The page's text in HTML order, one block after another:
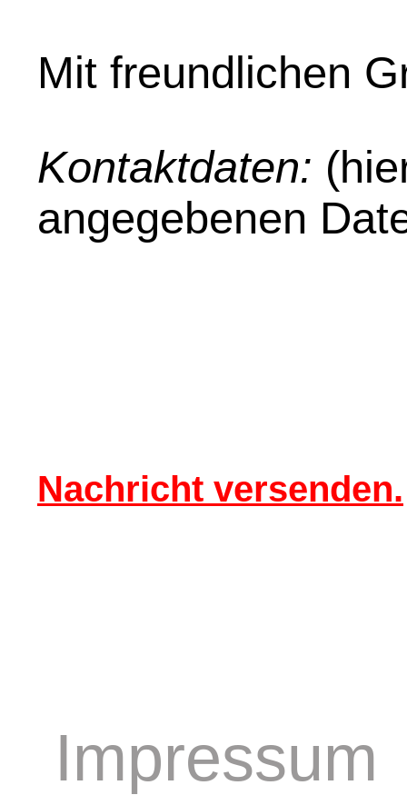
Mit freundlichen
Kontaktdaten:
angegebenen
Nachricht versenden.
Impressum